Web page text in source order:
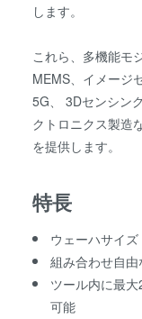
します。
これら、多機能モ
MEMS、イメージ
5G、 3Dセンシン
クトロニクス製造
を提供します。
特長
ウェーハサイ
組み合わせ自
ツール内に最
可能